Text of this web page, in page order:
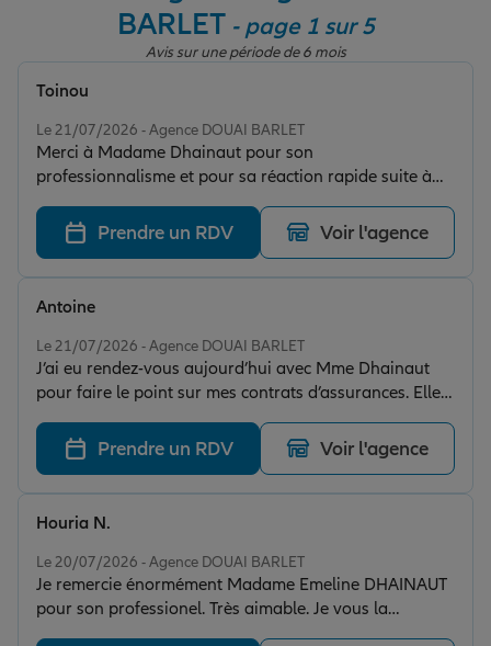
Assurance scolaire
Retraite
Tous nos devis d'assurance
BARLET- page 1 sur 5
Avis sur une période de 6 mois
Le 21/07/2026 - Agence DOUAI BARLET
Merci à Madame Dhainaut pour son
professionnalisme et pour sa réaction rapide suite à
un problème de facturation je recommande
Toinou
Prendre un RDV Voir l'agence
Le 21/07/2026 - Agence DOUAI BARLET
J’ai eu rendez-vous aujourd’hui avec Mme Dhainaut
pour faire le point sur mes contrats d’assurances. Elle a
fait preuve d’un grand professionnalisme, a pris le
temps d’être à l’écoute de mes besoins et m’a apporté
des explications claires ainsi que des conseils adaptés
à ma situation. Un accompagnement de qualité que je
recommande sans hésitation.
Antoine
Prendre un RDV Voir l'agence
Le 20/07/2026 - Agence DOUAI BARLET
Je remercie énormément Madame Emeline DHAINAUT
pour son professionel. Très aimable. Je vous la
recommande.
Houria N.